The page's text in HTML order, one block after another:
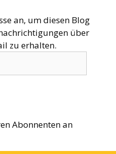
an, um diesen Blog
über
zu erhalten.
Abonnenten an